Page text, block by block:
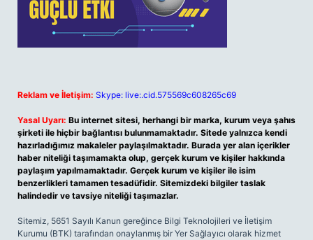
Reklam ve İletişim: Skype: live:.cid.575569c608265c69
Yasal Uyarı: Bu internet sitesi, herhangi bir marka, kurum veya şahıs
şirketi ile hiçbir bağlantısı bulunmamaktadır. Sitede yalnızca kendi
hazırladığımız makaleler paylaşılmaktadır. Burada yer alan içerikler
haber niteliği taşımamakta olup, gerçek kurum ve kişiler hakkında
paylaşım yapılmamaktadır. Gerçek kurum ve kişiler ile isim
benzerlikleri tamamen tesadüfidir. Sitemizdeki bilgiler taslak
halindedir ve tavsiye niteliği taşımazlar.
Sitemiz, 5651 Sayılı Kanun gereğince Bilgi Teknolojileri ve İletişim
Kurumu (BTK) tarafından onaylanmış bir Yer Sağlayıcı olarak hizmet